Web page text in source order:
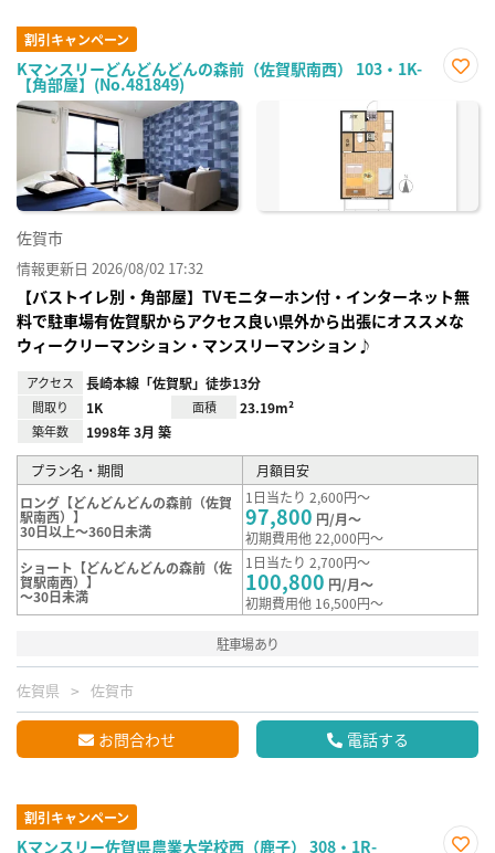
割引キャンペーン
Kマンスリーどんどんどんの森前（佐賀駅南西） 103・1K-
【角部屋】(No.481849)
に入
佐賀市
情報更新日 2026/08/02 17:32
【バストイレ別・角部屋】TVモニターホン付・インターネット無
料で駐車場有佐賀駅からアクセス良い県外から出張にオススメな
ウィークリーマンション・マンスリーマンション♪
アクセス 長崎本線「佐賀駅」徒歩13分
間取り 1K 面積 23.19m²
築年数 1998年 3月 築
プラン名・期間
月額目安
ロング【どんどんどんの森前（佐賀
駅南西）】
30日以上～360日未満
1日当たり 2,600円～
97,800 円/月～
初期費用他 22,000円～
ショート【どんどんどんの森前（佐
賀駅南西）】
～30日未満
1日当たり 2,700円～
100,800 円/月～
初期費用他 16,500円～
駐車場あり
佐賀県 佐賀市
お問合わせ 電話する
割引キャンペーン
Kマンスリー佐賀県農業大学校西（鹿子） 308・1R-